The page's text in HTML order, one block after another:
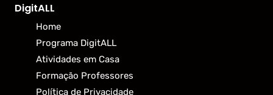
DigitALL
Home
Programa DigitALL
Atividades em Casa
Formação Professores
Política de Privacidade